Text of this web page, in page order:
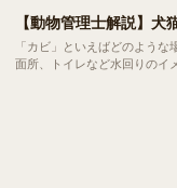
【動物管理士解説】
「カビ」といえばどのよう
面所、トイレなど水回りのイ